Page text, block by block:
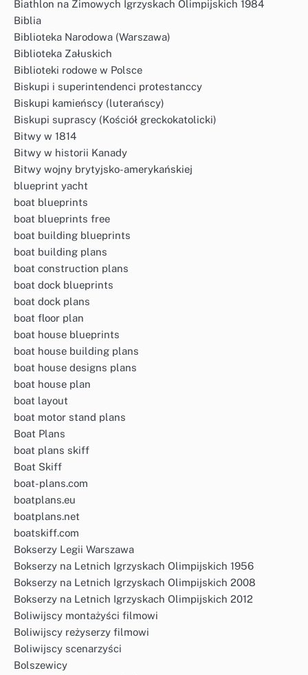
Biathlon na Zimowych Igrzyskach Olimpijskich 1984
Biblia
Biblioteka Narodowa (Warszawa)
Biblioteka Załuskich
Biblioteki rodowe w Polsce
Biskupi i superintendenci protestanccy
Biskupi kamieńscy (luterańscy)
Biskupi suprascy (Kościół greckokatolicki)
Bitwy w 1814
Bitwy w historii Kanady
Bitwy wojny brytyjsko-amerykańskiej
blueprint yacht
boat blueprints
boat blueprints free
boat building blueprints
boat building plans
boat construction plans
boat dock blueprints
boat dock plans
boat floor plan
boat house blueprints
boat house building plans
boat house designs plans
boat house plan
boat layout
boat motor stand plans
Boat Plans
boat plans skiff
Boat Skiff
boat-plans.com
boatplans.eu
boatplans.net
boatskiff.com
Bokserzy Legii Warszawa
Bokserzy na Letnich Igrzyskach Olimpijskich 1956
Bokserzy na Letnich Igrzyskach Olimpijskich 2008
Bokserzy na Letnich Igrzyskach Olimpijskich 2012
Boliwijscy montażyści filmowi
Boliwijscy reżyserzy filmowi
Boliwijscy scenarzyści
Bolszewicy